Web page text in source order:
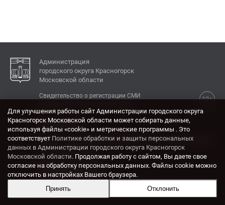
Администрация
городского округа Красногорск
Московской области
12+
Свидетельство о регистрации СМИ
КОНТАКТЫ
Адрес: 143404, Московская область, г. Красногорск,
ул. Ленина, дом 4.
Электронная почта:
krasrn@mosreg.ru
Разработка и поддержка сайта ADN
Для улучшения работы сайт Администрации городского округа
Красногорск Московской области может собирать данные,
используя файлы «cookie» и метрические программы . Это
соответствует Политике обработки и защиты персональных
данных в Администрации городского округа Красногорск
Московской области. Продолжая работу с сайтом, Вы даете свое
согласие на обработку персональных данных. Файлы cookie можно
отключить в настройках Вашего браузера.
Принять
Отклонить